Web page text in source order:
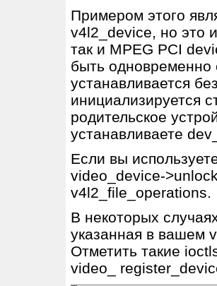
Примером этого
v4l2_device, но это
так и MPEG PCI
быть одновременно
устанавливается
инициализируется
родительское
устанавливаете
Если вы
video_device-
v4l2_file_operations.
В некоторых
указанная в вашем
Отметить такие
video_
struct v4l2_buffer buf = {
.memory
=
.m.fd =
dmabuf_fd,
};
[Архитектура и
Основные
struct
struct
struct
struct
Типичная
.queue_setup =
.buf_prepare
.buf_queue
=
.start_streaming
.stop_streaming
=
.wait_prepare
=
.wait_finish